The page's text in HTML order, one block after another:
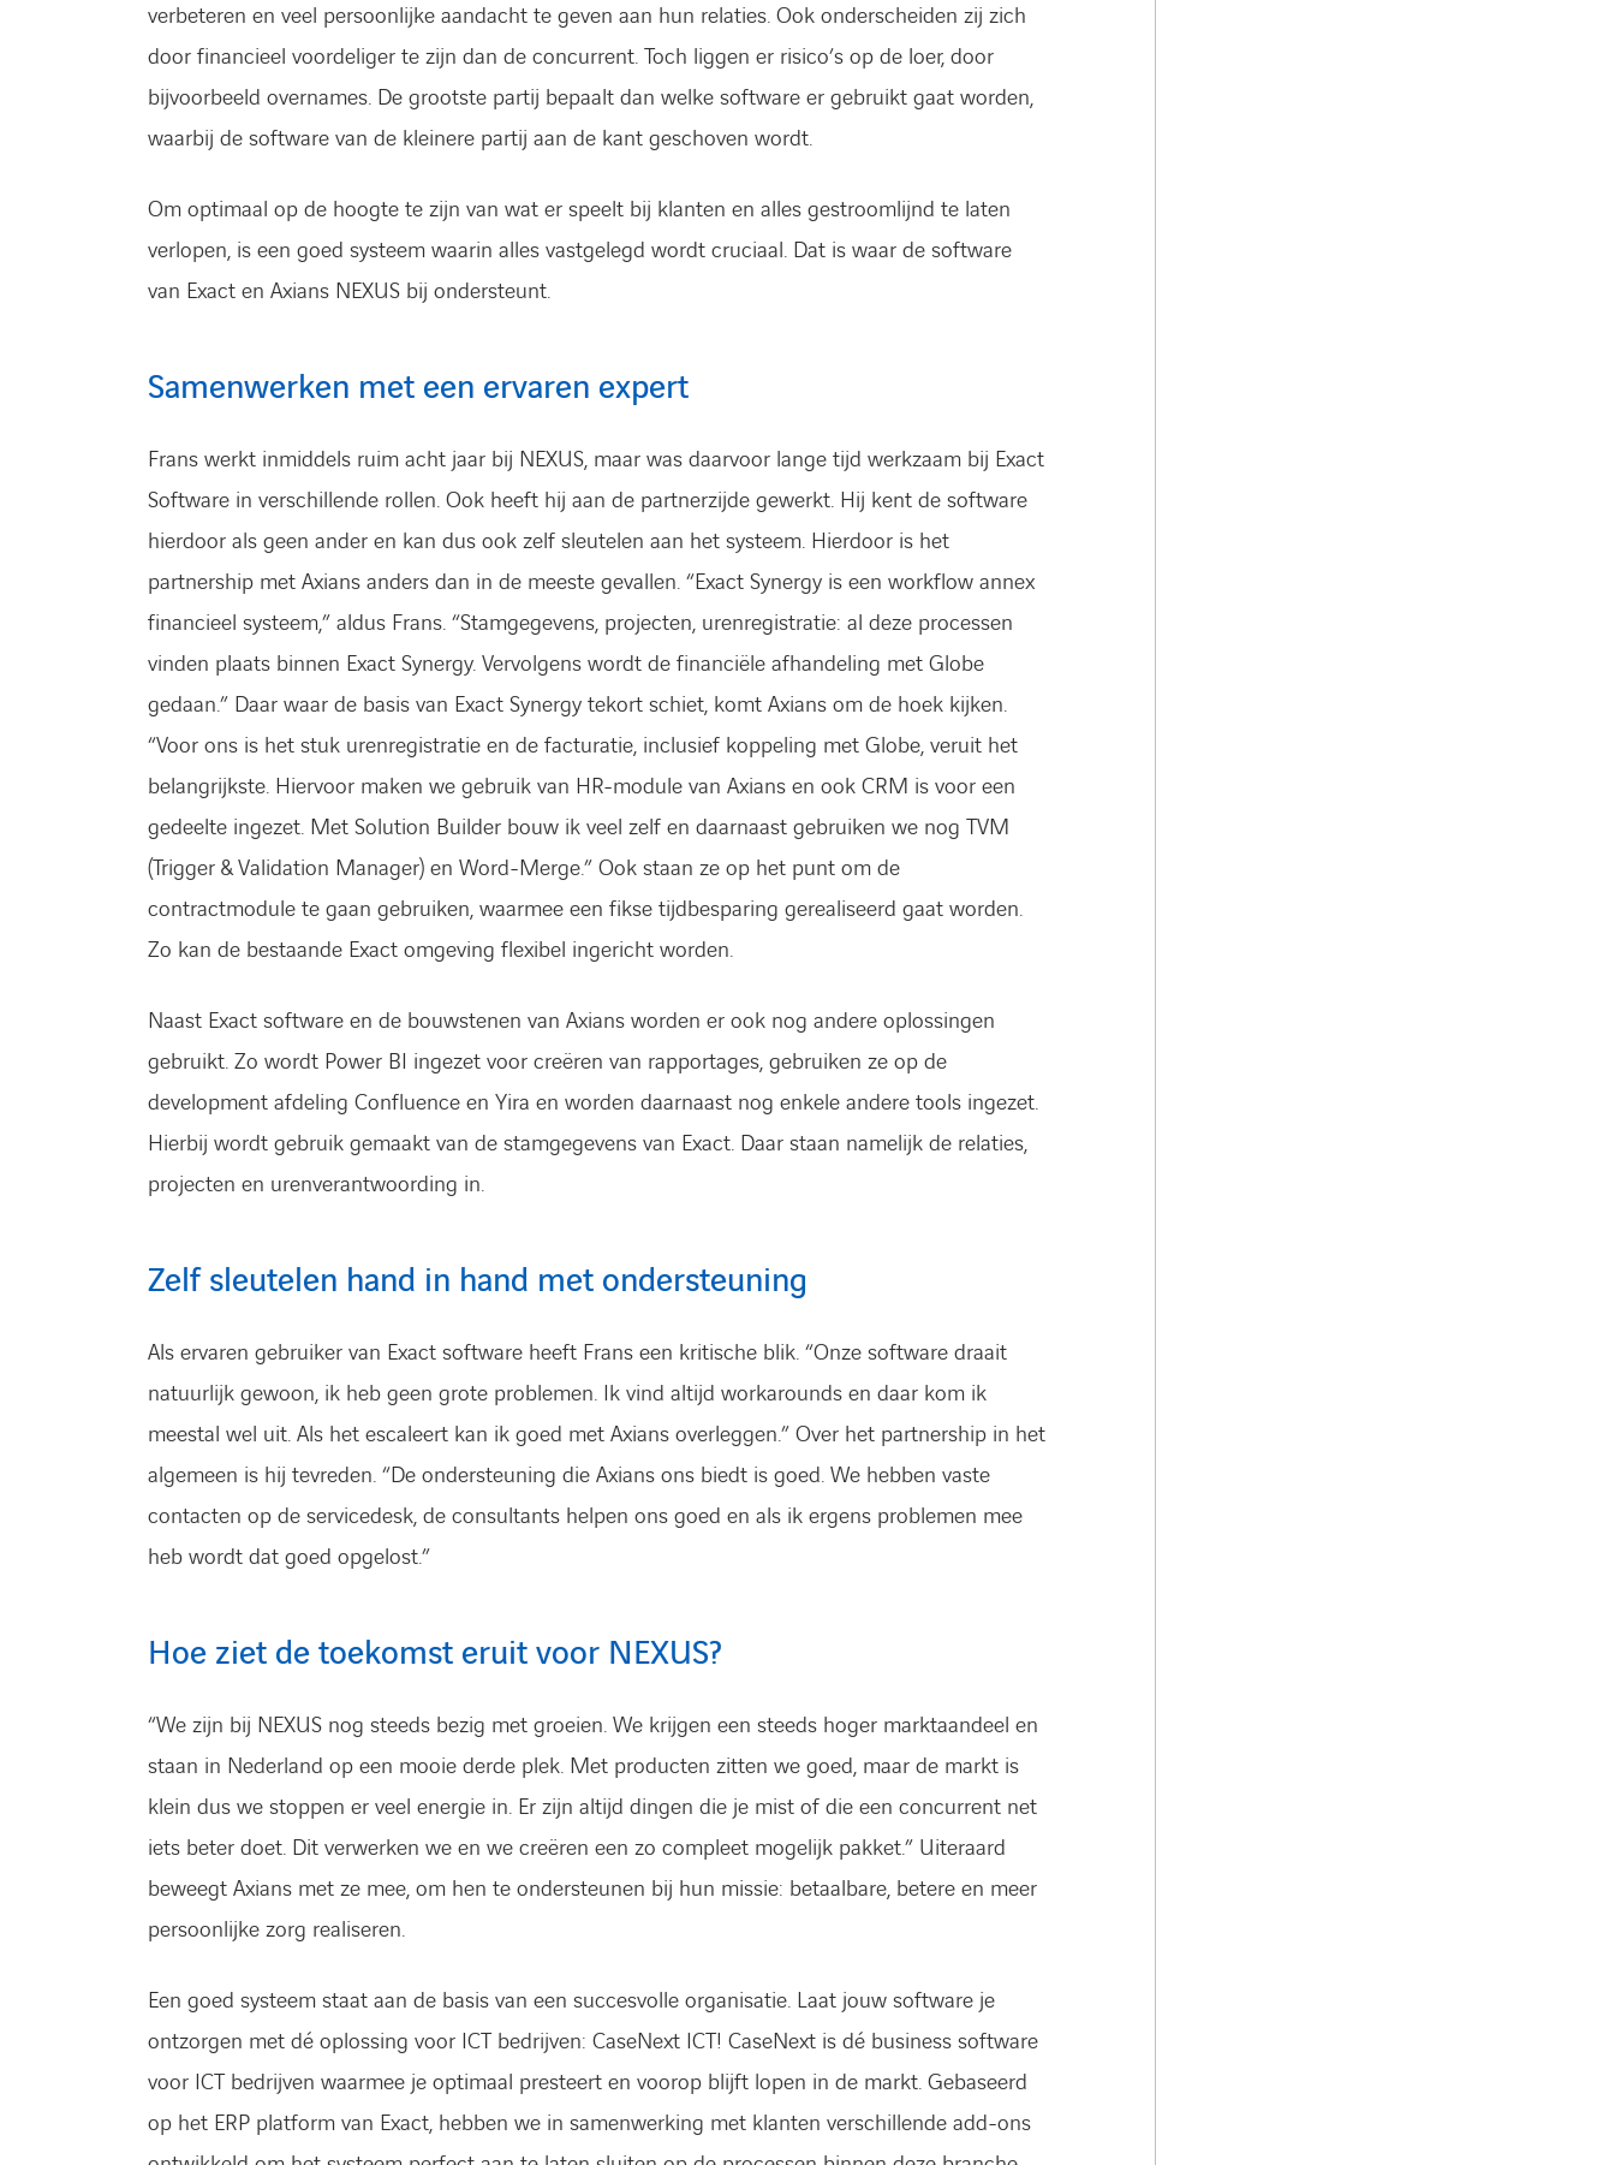
verbeteren en veel persoonlijke aandacht te geven aan hun relaties. Ook onderscheiden zij zich
door financieel voordeliger te zijn dan de concurrent. Toch liggen er risico’s op de loer, door
bijvoorbeeld overnames. De grootste partij bepaalt dan welke software er gebruikt gaat worden,
waarbij de software van de kleinere partij aan de kant geschoven wordt.
Om optimaal op de hoogte te zijn van wat er speelt bij klanten en alles gestroomlijnd te laten
verlopen, is een goed systeem waarin alles vastgelegd wordt cruciaal. Dat is waar de software
van Exact en Axians NEXUS bij ondersteunt.
Samenwerken met een ervaren expert
Frans werkt inmiddels ruim acht jaar bij NEXUS, maar was daarvoor lange tijd werkzaam bij Exact
Software in verschillende rollen. Ook heeft hij aan de partnerzijde gewerkt. Hij kent de software
hierdoor als geen ander en kan dus ook zelf sleutelen aan het systeem. Hierdoor is het
partnership met Axians anders dan in de meeste gevallen. “Exact Synergy is een workflow annex
financieel systeem,” aldus Frans. “Stamgegevens, projecten, urenregistratie: al deze processen
vinden plaats binnen Exact Synergy. Vervolgens wordt de financiële afhandeling met Globe
gedaan.” Daar waar de basis van Exact Synergy tekort schiet, komt Axians om de hoek kijken.
“Voor ons is het stuk urenregistratie en de facturatie, inclusief koppeling met Globe, veruit het
belangrijkste. Hiervoor maken we gebruik van HR-module van Axians en ook CRM is voor een
gedeelte ingezet. Met Solution Builder bouw ik veel zelf en daarnaast gebruiken we nog TVM
(Trigger & Validation Manager) en Word-Merge.” Ook staan ze op het punt om de
contractmodule te gaan gebruiken, waarmee een fikse tijdbesparing gerealiseerd gaat worden.
Zo kan de bestaande Exact omgeving flexibel ingericht worden.
Naast Exact software en de bouwstenen van Axians worden er ook nog andere oplossingen
gebruikt. Zo wordt Power BI ingezet voor creëren van rapportages, gebruiken ze op de
development afdeling Confluence en Yira en worden daarnaast nog enkele andere tools ingezet.
Hierbij wordt gebruik gemaakt van de stamgegevens van Exact. Daar staan namelijk de relaties,
projecten en urenverantwoording in.
Zelf sleutelen hand in hand met ondersteuning
Als ervaren gebruiker van Exact software heeft Frans een kritische blik. “Onze software draait
natuurlijk gewoon, ik heb geen grote problemen. Ik vind altijd workarounds en daar kom ik
meestal wel uit. Als het escaleert kan ik goed met Axians overleggen.” Over het partnership in het
algemeen is hij tevreden. “De ondersteuning die Axians ons biedt is goed. We hebben vaste
contacten op de servicedesk, de consultants helpen ons goed en als ik ergens problemen mee
heb wordt dat goed opgelost.”
Hoe ziet de toekomst eruit voor NEXUS?
“We zijn bij NEXUS nog steeds bezig met groeien. We krijgen een steeds hoger marktaandeel en
staan in Nederland op een mooie derde plek. Met producten zitten we goed, maar de markt is
klein dus we stoppen er veel energie in. Er zijn altijd dingen die je mist of die een concurrent net
iets beter doet. Dit verwerken we en we creëren een zo compleet mogelijk pakket.” Uiteraard
beweegt Axians met ze mee, om hen te ondersteunen bij hun missie: betaalbare, betere en meer
persoonlijke zorg realiseren.
Een goed systeem staat aan de basis van een succesvolle organisatie. Laat jouw software je
ontzorgen met dé oplossing voor ICT bedrijven: CaseNext ICT! CaseNext is dé business software
voor ICT bedrijven waarmee je optimaal presteert en voorop blijft lopen in de markt. Gebaseerd
op het ERP platform van Exact, hebben we in samenwerking met klanten verschillende add-ons